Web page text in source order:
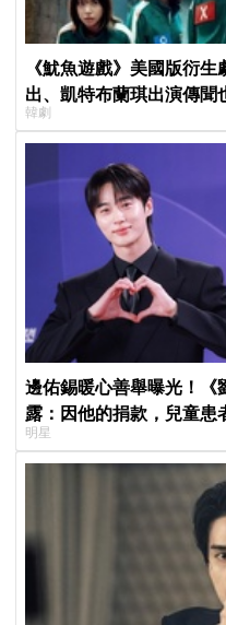
《魷魚遊戲》美國版衍
出、凱特布蘭琪出演傳聞
韓劇
邊佑錫暖心善舉曝光！《
露：因他的捐款，兒童患
明星